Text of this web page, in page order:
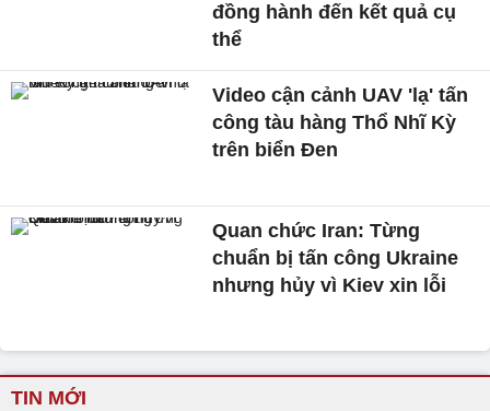
đồng hành đến kết quả cụ
thể
Video cận cảnh UAV 'lạ' tấn
công tàu hàng Thổ Nhĩ Kỳ
trên biển Đen
Quan chức Iran: Từng
chuẩn bị tấn công Ukraine
nhưng hủy vì Kiev xin lỗi
TIN MỚI